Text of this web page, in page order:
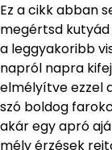
Ez a cikk abban
megértsd
a leggyakoribb
napról napra
elmélyítve ezzel
szó boldog
akár egy apró
mély érzések